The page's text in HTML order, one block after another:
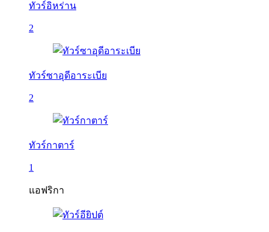
ทัวร์อิหร่าน
2
ทัวร์ซาอุดีอาระเบีย
2
ทัวร์กาตาร์
1
แอฟริกา